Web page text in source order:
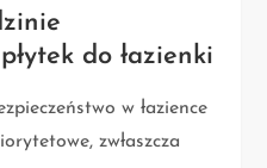
do łazienki
w łazience
zwłaszcza